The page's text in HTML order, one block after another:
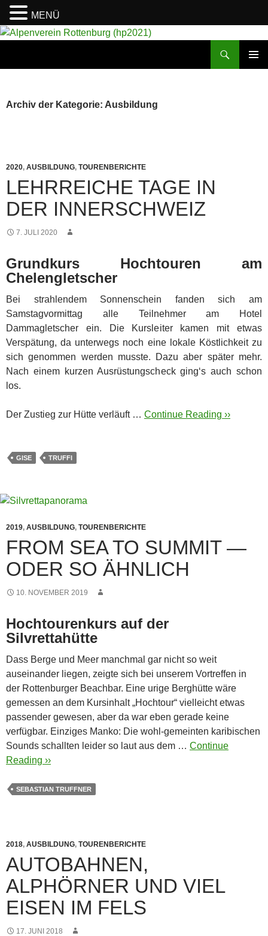
Archiv der Kategorie: Ausbildung
2020, AUSBILDUNG, TOURENBERICHTE
LEHRREICHE TAGE IN
DER INNERSCHWEIZ
7. JULI 2020
Grundkurs Hochtouren am
Chelengletscher
Bei strahlendem Sonnenschein fanden sich am
Samstagvormittag alle Teilnehmer am Hotel
Dammagletscher ein. Die Kursleiter kamen mit etwas
Verspätung, da unterwegs noch eine lokale Köstlichkeit zu
sich genommen werden musste.
Dazu aber später mehr.
Nach einem kurzen Ausrüstungscheck ging‘s auch schon
los.
Der Zustieg zur Hütte verläuft … Continue Reading ››
GISE TRUFFI
2019, AUSBILDUNG, TOURENBERICHTE
FROM SEA TO SUMMIT —
ODER SO ÄHNLICH
10. NOVEMBER 2019
Hochtourenkurs auf der
Silvrettahütte
Dass Berge und Meer manchmal gar nicht so weit
auseinander liegen, zeigte sich bei unserem Vortreffen in
der Rottenburger Beachbar. Eine urige Berghütte wäre
gemessen an dem Kursinhalt „Hochtour“ vielleicht etwas
passender gewesen, aber da war eben gerade keine
verfügbar. Einziges Manko: Die wohl-gemeinten karibischen
Sounds schallten leider so laut aus dem … Continue
Reading ››
SEBASTIAN TRUFFNER
2018, AUSBILDUNG, TOURENBERICHTE
AUTOBAHNEN,
ALPHÖRNER UND VIEL
EISEN IM FELS
17. JUNI 2018
MENÜ